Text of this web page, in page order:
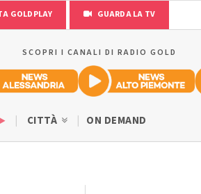
GOLDPLAY GUARDA LA TV
SCOPRI I CANALI DI RADIO GOLD
CITTÀ ON DEMAND